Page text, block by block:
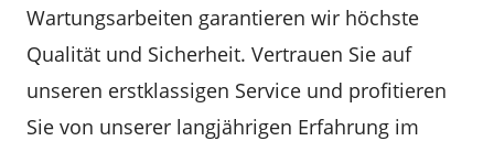
Wartungsarbeiten garantieren wir höchste
Qualität und Sicherheit. Vertrauen Sie auf
unseren erstklassigen Service und profitieren
Sie von unserer langjährigen Erfahrung im